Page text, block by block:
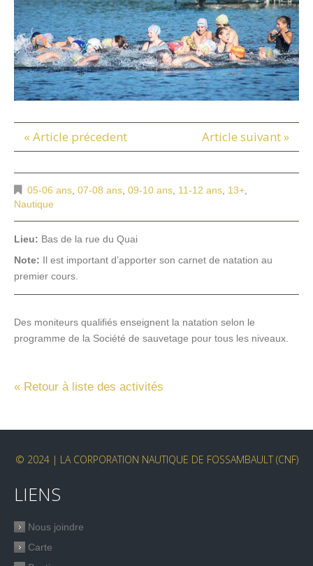
« Article précedent Article suivant »
05-06 ans 07-08 ans 09-10 ans 11-12 ans 13+
Nautique
Lieu: Bas de la rue du Quai
Note: Il est important d’apporter son carnet de natation au
premier cours.
Des moniteurs qualifiés enseignent la natation selon le
programme de la Société de sauvetage pour tous les niveaux.
« Retour à liste des activités
© 2024 | LA CORPORATION NAUTIQUE DE FOSSAMBAULT (CNF)
LIENS
Nous joindre
Carte